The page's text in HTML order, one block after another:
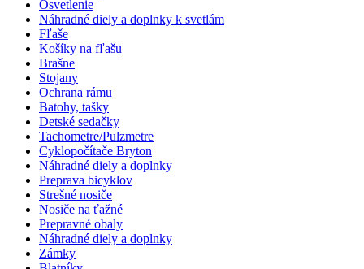
Osvetlenie
Náhradné diely a doplnky k svetlám
Fľaše
Košíky na fľašu
Brašne
Stojany
Ochrana rámu
Batohy, tašky
Detské sedačky
Tachometre/Pulzmetre
Cyklopočítače Bryton
Náhradné diely a doplnky
Preprava bicyklov
Strešné nosiče
Nosiče na ťažné
Prepravné obaly
Náhradné diely a doplnky
Zámky